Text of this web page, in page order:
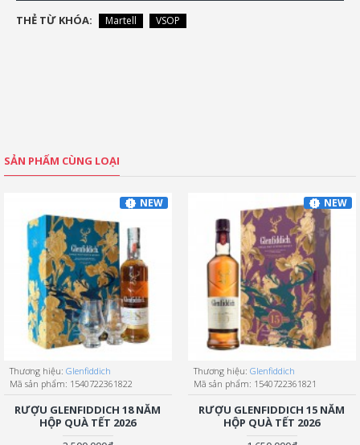
THẺ TỪ KHÓA: Martell VSOP
SẢN PHẨM CÙNG LOẠI
NEW
Thương hiệu: Glenfiddich
Mã sản phẩm: 1540722361822
RƯỢU GLENFIDDICH 18 NĂM
HỘP QUÀ TẾT 2026
NEW
Thương hiệu: Glenfiddich
Mã sản phẩm: 1540722361821
RƯỢU GLENFIDDICH 15 NĂM
HỘP QUÀ TẾT 2026